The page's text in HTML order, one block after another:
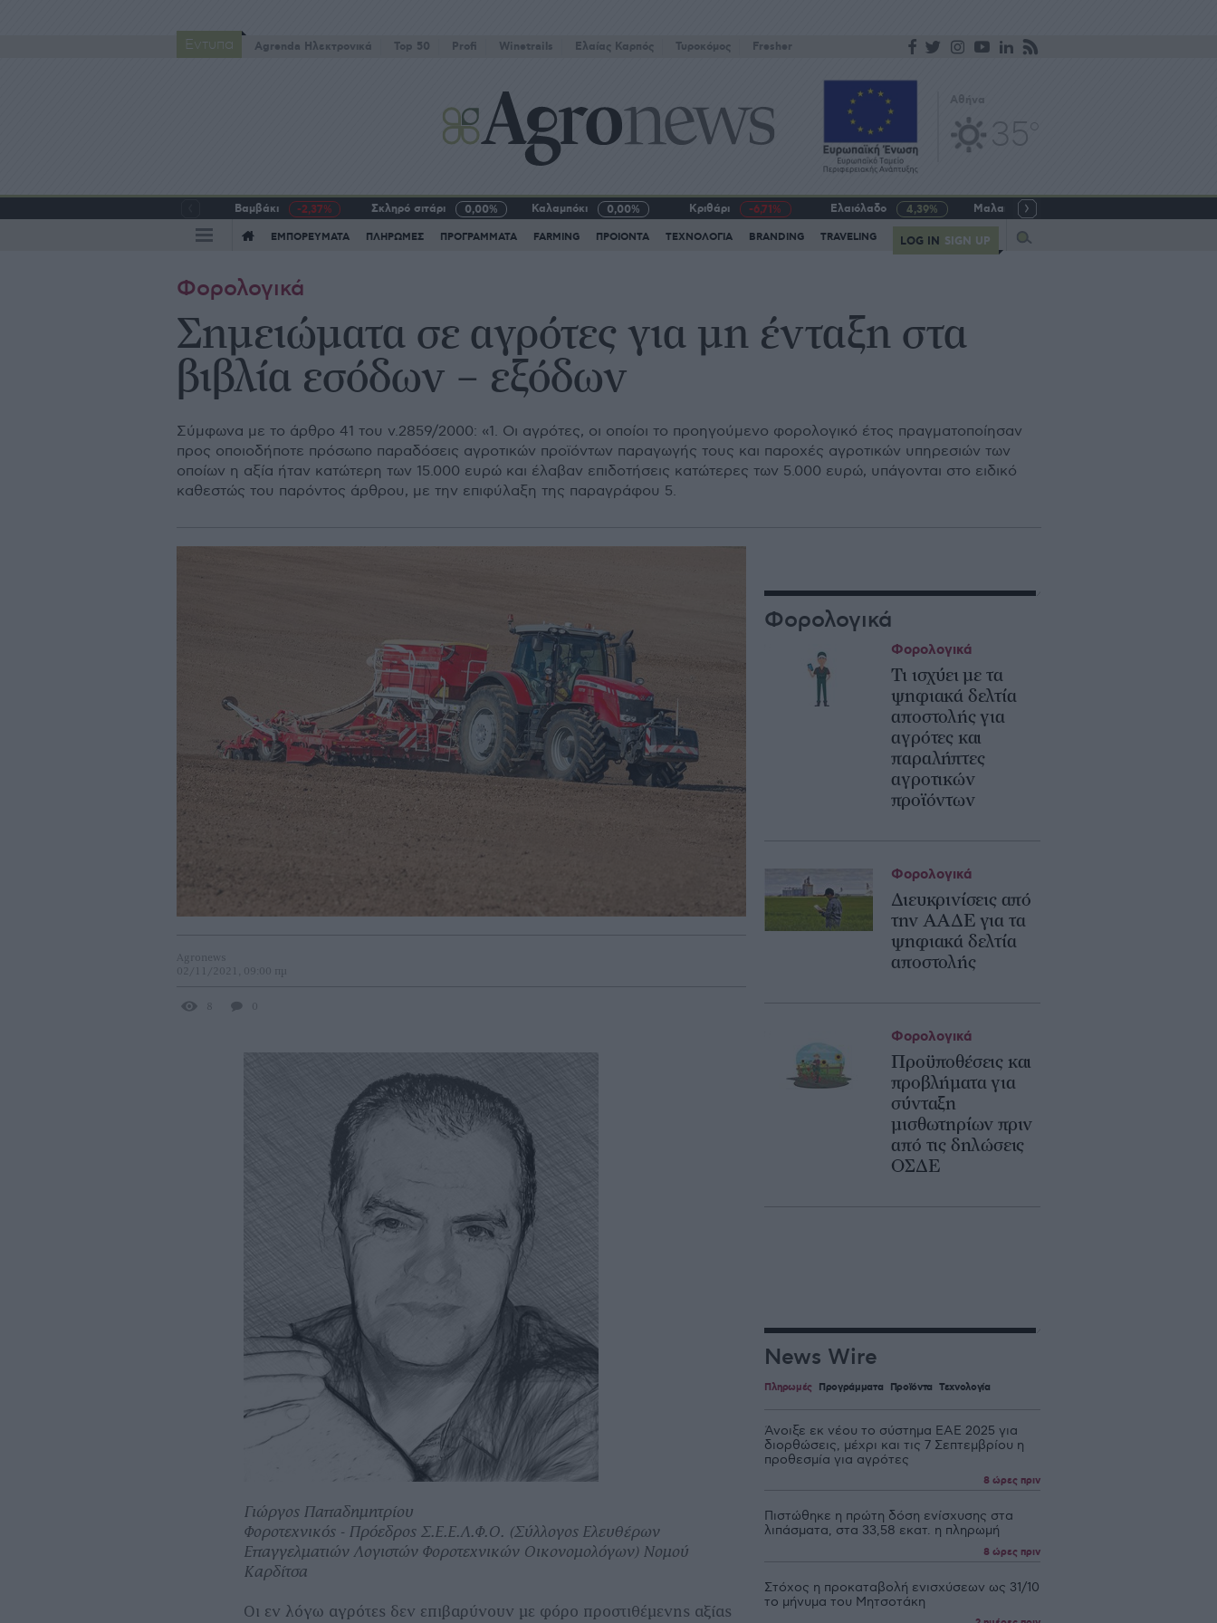
Έντυπα Agrenda Ηλεκτρονικά Top 50 Profi Winetrails Eλαίας Καρπός Τυροκόμος Fresher
Βαμβάκι -2,37% Σκληρό σιτάρι 0,00% Καλαμπόκι 0,00% Κριθάρι -6,71% Ελαιόλαδο 4,39% Μαλακό σιτάρι
ΕΜΠΟΡΕΥΜΑΤΑ ΠΛΗΡΩΜΕΣ ΠΡΟΓΡΑΜΜΑΤΑ FARMING ΠΡΟΙΟΝΤΑ ΤΕΧΝΟΛΟΓΙΑ BRANDING TRAVELING LOG IN SIGN UP
Φορολογικά
Σημειώματα σε αγρότες για μη ένταξη στα
βιβλία εσόδων – εξόδων
Σύµφωνα µε το άρθρο 41 του ν.2859/2000: «1. Οι αγρότες, οι οποίοι το προηγούµενο φορολογικό έτος πραγµατοποίησαν
προς οποιοδήποτε πρόσωπο παραδόσεις αγροτικών προϊόντων παραγωγής τους και παροχές αγροτικών υπηρεσιών των
οποίων η αξία ήταν κατώτερη των 15.000 ευρώ και έλαβαν επιδοτήσεις κατώτερες των 5.000 ευρώ, υπάγονται στο ειδικό
καθεστώς του παρόντος άρθρου, µε την επιφύλαξη της παραγράφου 5.
Agronews
02/11/2021, 09:00 πμ
8 0
Γιώργος Παπαδημητρίου
Φοροτεχνικός - Πρόεδρος Σ.Ε.Ε.Λ.Φ.Ο. (Σύλλογος Ελευθέρων
Επαγγελματιών Λογιστών Φοροτεχνικών Οικονομολόγων) Νομού
Καρδίτσα
Οι εν λόγω αγρότες δεν επιβαρύνουν µε φόρο προστιθέµενης αξίας
Φορολογικά
Τι ισχύει με τα
ψηφιακά δελτία
αποστολής για
αγρότες και
παραλήπτες
αγροτικών
προϊόντων
Φορολογικά
Διευκρινίσεις από
την ΑΑΔΕ για τα
ψηφιακά δελτία
αποστολής
Φορολογικά
Προϋποθέσεις και
προβλήματα για
σύνταξη
μισθωτηρίων πριν
από τις δηλώσεις
ΟΣΔΕ
Φορολογικά
News Wire
Πληρωμές Προγράμματα Προϊόντα Τεχνολογία
Άνοιξε εκ νέου το σύστημα ΕΑΕ 2025 για
διορθώσεις, μέχρι και τις 7 Σεπτεμβρίου η
προθεσμία για αγρότες
8 ώρες πριν
Πιστώθηκε η πρώτη δόση ενίσχυσης στα
λιπάσματα, στα 33,58 εκατ. η πληρωμή
8 ώρες πριν
Στόχος η προκαταβολή ενισχύσεων ως 31/10
το μήνυμα του Μητσοτάκη